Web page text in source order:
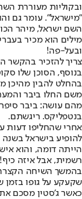
ובקוליות מעוררת
"מישראל". עומר גם
השם ישראל, מיהר
מילים הוא מכיר
ובעל-פה!
בנוסף, הסוכן שלו
בהחלט להבין מהיכן
משם החלו ביבר
מהם עושה: ביבר
בנטפליקס. ריגשתם.
אחרי שהחליפו דעות
להופיע בישראל
הייתה דומה, והוא
רשמית, אבל איזה
בהמשך השיחה
שקעקע על גופו בזמן
כאשר ג'סטין מסכם